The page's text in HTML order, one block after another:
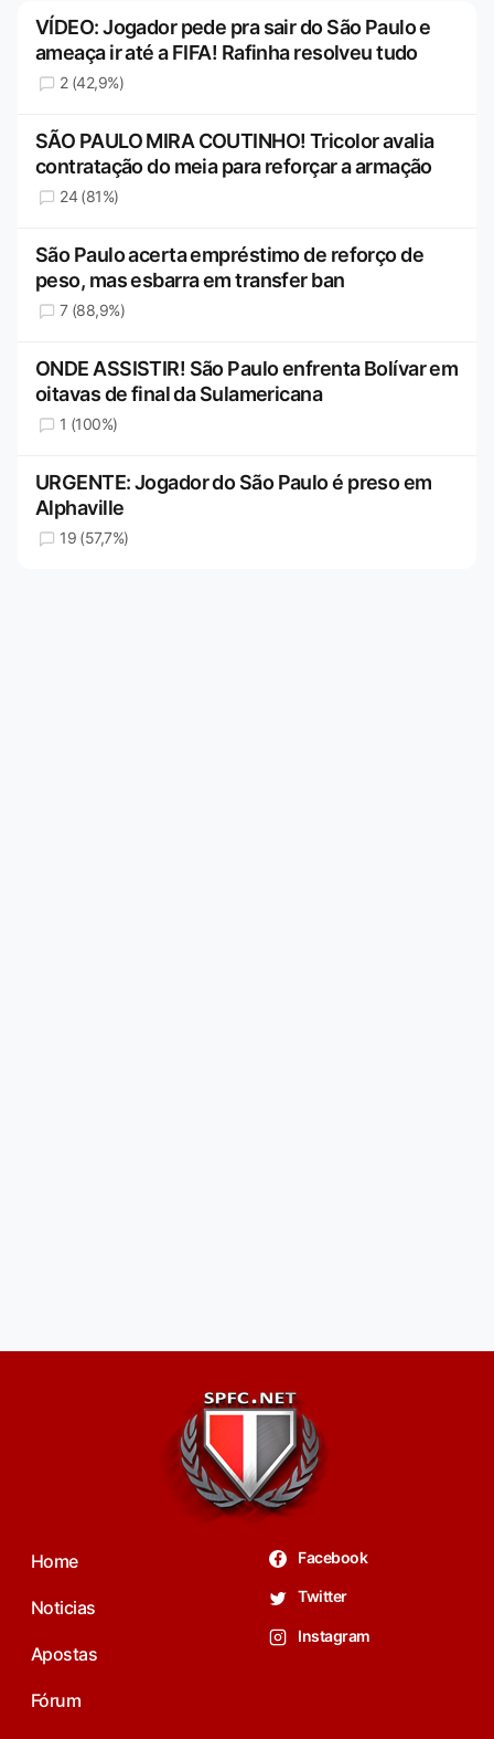
VÍDEO: Jogador pede pra sair do São Paulo e
ameaça ir até a FIFA! Rafinha resolveu tudo
2 (42,9%)
SÃO PAULO MIRA COUTINHO! Tricolor avalia
contratação do meia para reforçar a armação
24 (81%)
São Paulo acerta empréstimo de reforço de
peso, mas esbarra em transfer ban
7 (88,9%)
ONDE ASSISTIR! São Paulo enfrenta Bolívar em
oitavas de final da Sulamericana
1 (100%)
URGENTE: Jogador do São Paulo é preso em
Alphaville
19 (57,7%)
Home
Noticias
Apostas
Fórum
Facebook
Twitter
Instagram